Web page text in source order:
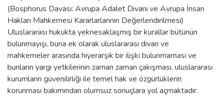
(Bosphorus Davası: Avrupa Adalet Divanı ve Avrupa İnsan
Hakları Mahkemesi Kararlarlarının Değerlendirilmesi)
Uluslararası hukukta yeknesaklaşmış bir kurallar bütünün
bulunmayışı, buna ek olarak uluslararası divan ve
mahkemeler arasında hiyerarşik bir ilişki bulunmaması ve
bunların yargı yetkilerinin zaman zaman çakışması, uluslararası
kurumların güvenilirliği ile temel hak ve özgürlüklerin
korunması bakımından olumsuz sonuçlara yol açmaktadır.